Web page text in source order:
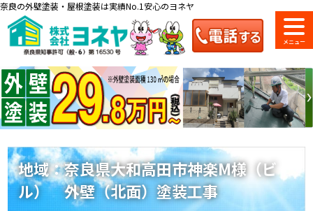
奈良の外壁塗装・屋根塗装は実績No.1安心のヨネヤ
料金一覧 会社案内 ショールーム
のご紹介
来店予約 お問い合わせ
お見積り お電話
地域：奈良県大和高田市神楽M様（ビ
ル） 外壁（北面）塗装工事